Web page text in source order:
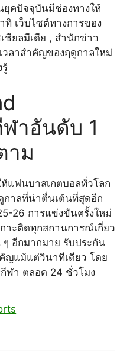
ยุคปัจจุบันมีช่องทางให้
เว็บไซต์ทางการของ
ชียลมีเดีย , สำนักข่าว
ลาสำคัญของฤดูกาลใหม่
าอันดับ 1
าม
แฟนบาสเกตบอลทั่วโลก
กาลที่น่าตื่นเต้นที่สุดอีก
26 การแข่งขันครั้งใหม่
าะติดทุกสถานการณ์เกี่ยว
อีกมากมาย รับประกัน
ญแม้แต่วินาทีเดียว โดย
ฬา ตลอด 24 ชั่วโมง